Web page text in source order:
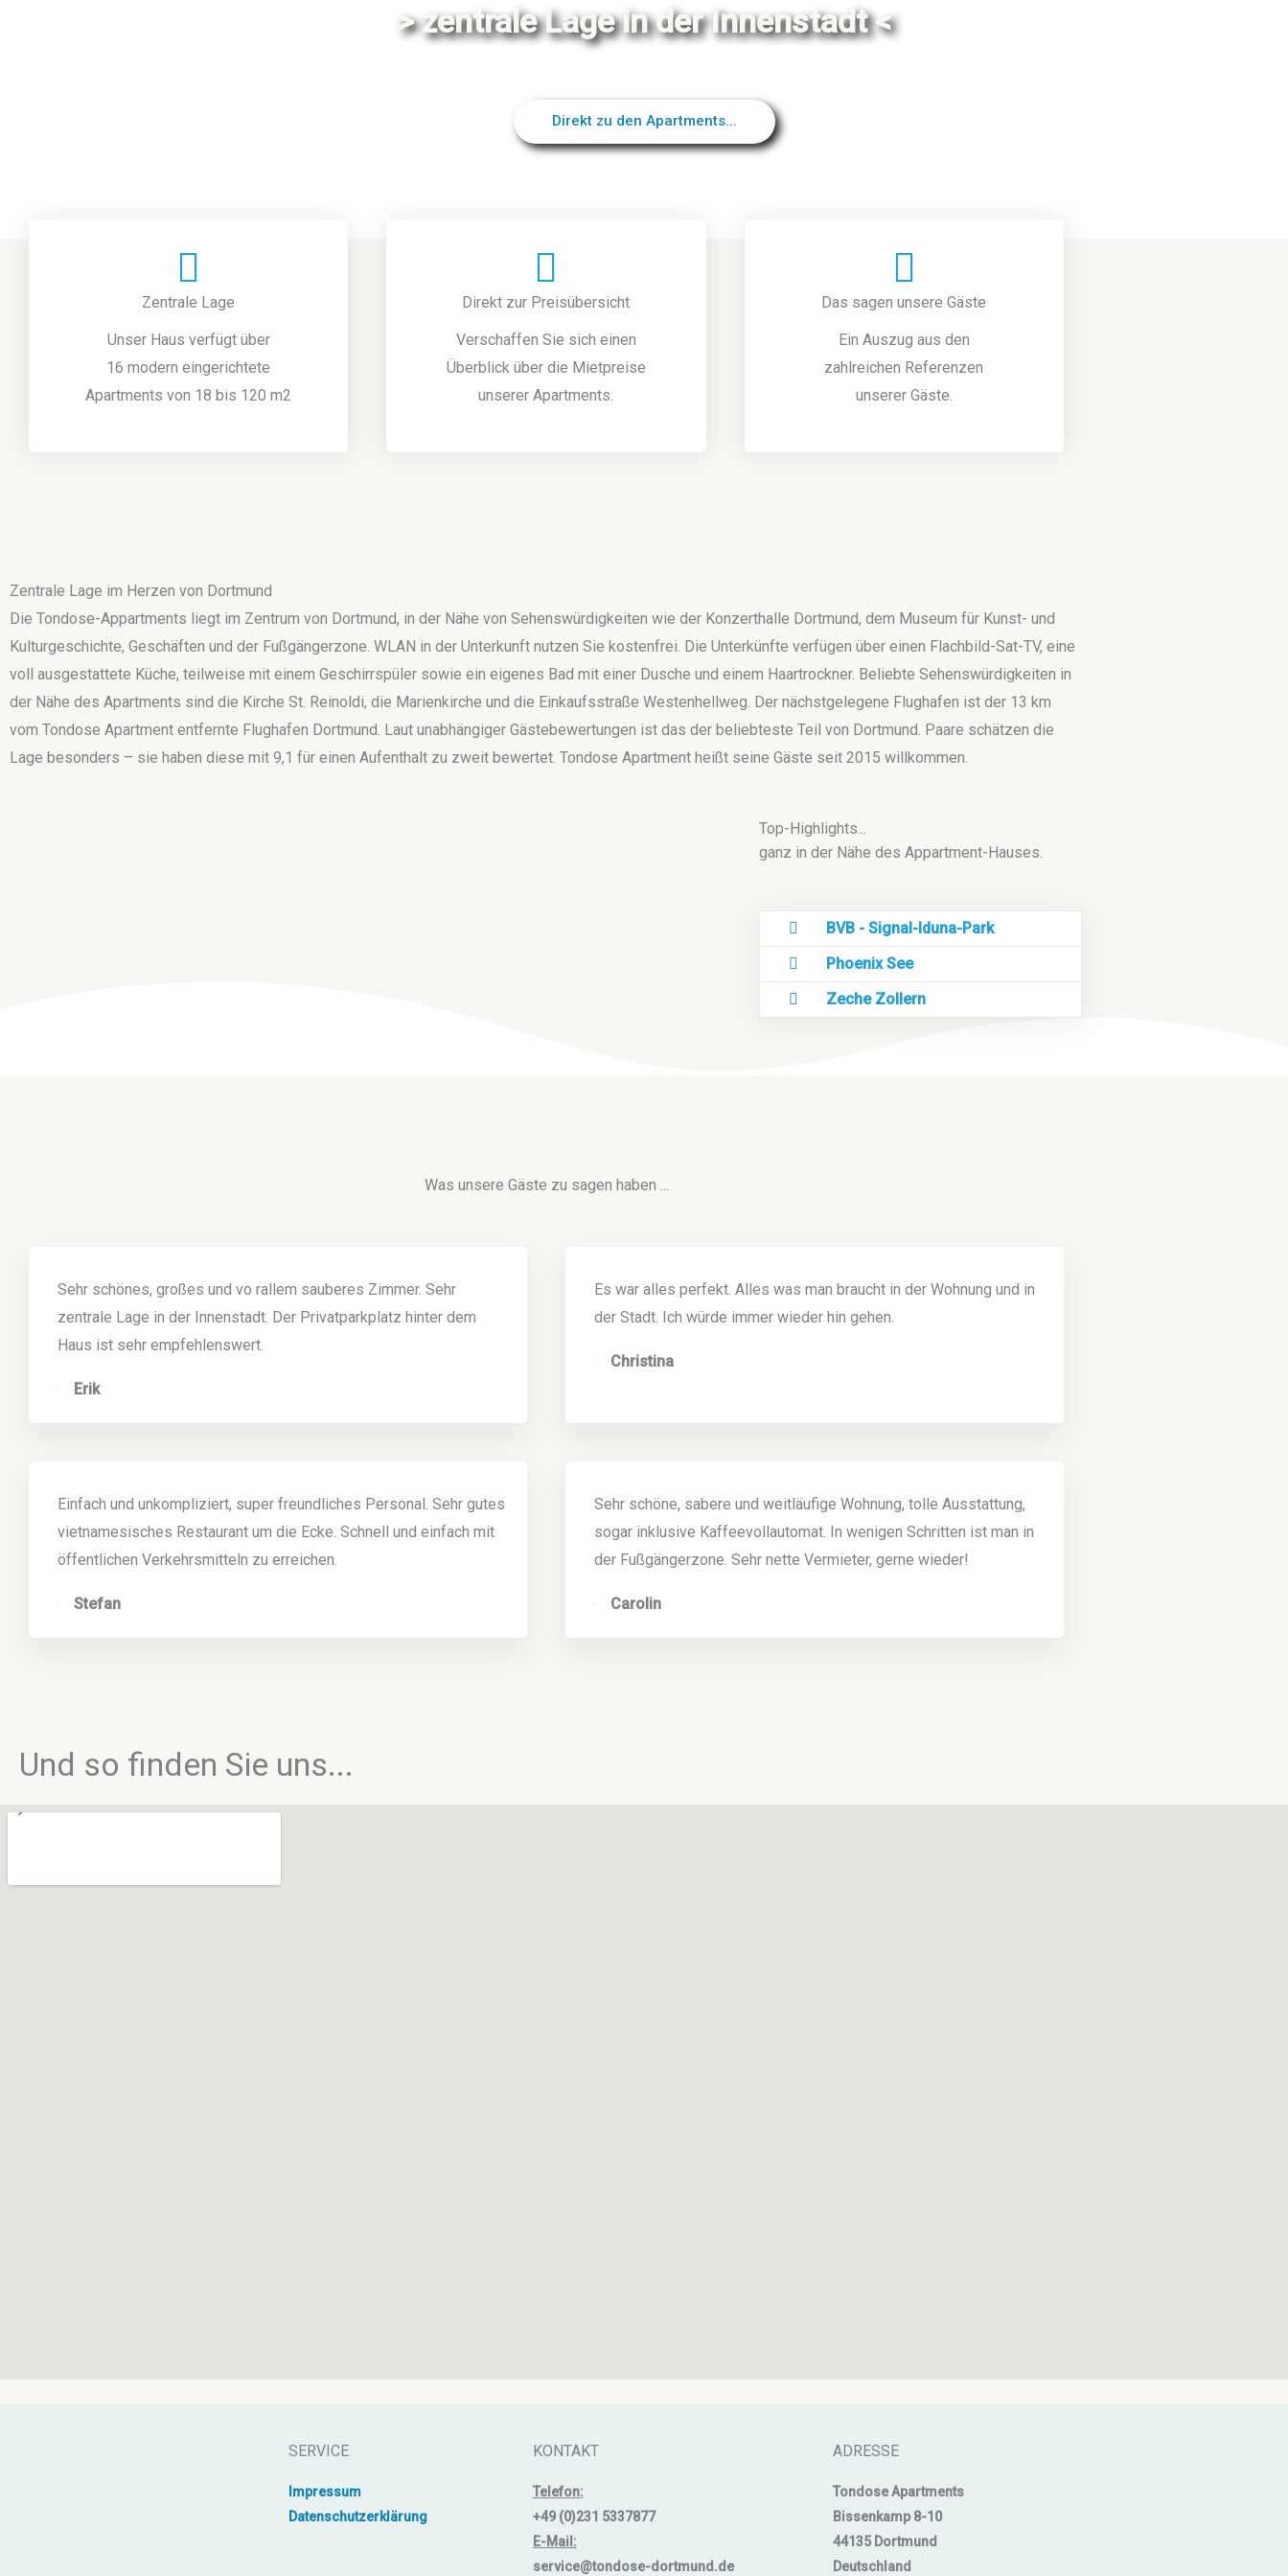
> zentrale Lage in der Innenstadt <
Direkt zu den Apartments...
Zentrale Lage
Unser Haus verfügt über
16 modern eingerichtete
Apartments von 18 bis 120 m2
Direkt zur Preisübersicht
Verschaffen Sie sich einen
Überblick über die Mietpreise
unserer Apartments.
Das sagen unsere Gäste
Ein Auszug aus den
zahlreichen Referenzen
unserer Gäste.
Zentrale Lage im Herzen von Dortmund
Die Tondose-Appartments liegt im Zentrum von Dortmund, in der Nähe von Sehenswürdigkeiten wie der Konzerthalle Dortmund, dem Museum für Kunst- und
Kulturgeschichte, Geschäften und der Fußgängerzone. WLAN in der Unterkunft nutzen Sie kostenfrei. Die Unterkünfte verfügen über einen Flachbild-Sat-TV, eine
voll ausgestattete Küche, teilweise mit einem Geschirrspüler sowie ein eigenes Bad mit einer Dusche und einem Haartrockner. Beliebte Sehenswürdigkeiten in
der Nähe des Apartments sind die Kirche St. Reinoldi, die Marienkirche und die Einkaufsstraße Westenhellweg. Der nächstgelegene Flughafen ist der 13 km
vom Tondose Apartment entfernte Flughafen Dortmund. Laut unabhängiger Gästebewertungen ist das der beliebteste Teil von Dortmund. Paare schätzen die
Lage besonders – sie haben diese mit 9,1 für einen Aufenthalt zu zweit bewertet. Tondose Apartment heißt seine Gäste seit 2015 willkommen.
Top-Highlights...
ganz in der Nähe des Appartment-Hauses.
BVB - Signal-Iduna-Park
Phoenix See
Zeche Zollern
Was unsere Gäste zu sagen haben ...
Sehr schönes, großes und vo rallem sauberes Zimmer. Sehr
zentrale Lage in der Innenstadt. Der Privatparkplatz hinter dem
Haus ist sehr empfehlenswert.
Erik
Es war alles perfekt. Alles was man braucht in der Wohnung und in
der Stadt. Ich würde immer wieder hin gehen.
Christina
Einfach und unkompliziert, super freundliches Personal. Sehr gutes
vietnamesisches Restaurant um die Ecke. Schnell und einfach mit
öffentlichen Verkehrsmitteln zu erreichen.
Stefan
Sehr schöne, sabere und weitläufige Wohnung, tolle Ausstattung,
sogar inklusive Kaffeevollautomat. In wenigen Schritten ist man in
der Fußgängerzone. Sehr nette Vermieter, gerne wieder!
Carolin
Und so finden Sie uns...
SERVICE
Impressum
Datenschutzerklärung
KONTAKT
Telefon:
+49 (0)231 5337877
E-Mail:
service@tondose-dortmund.de
ADRESSE
Tondose Apartments
Bissenkamp 8-10
44135 Dortmund
Deutschland